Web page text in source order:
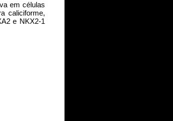
em células
caliciforme,
e NKX2-1